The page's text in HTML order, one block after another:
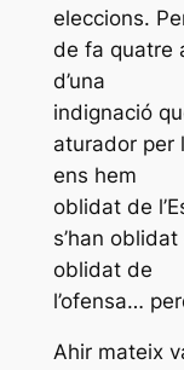
eleccions.
de fa quatre
d’una
indignació
aturador per
ens hem
oblidat de
s’han
oblidat de
l’ofensa…
Ahir mateix